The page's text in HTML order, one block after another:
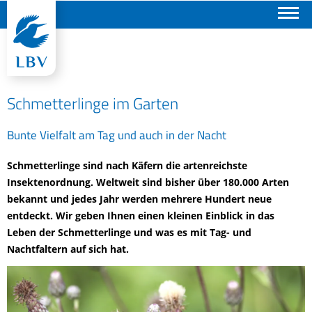
Schmetterlinge im Garten
Bunte Vielfalt am Tag und auch in der Nacht
Schmetterlinge sind nach Käfern die artenreichste
Insektenordnung. Weltweit sind bisher über 180.000 Arten
bekannt und jedes Jahr werden mehrere Hundert neue
entdeckt. Wir geben Ihnen einen kleinen Einblick in das
Leben der Schmetterlinge und was es mit Tag- und
Nachtfaltern auf sich hat.